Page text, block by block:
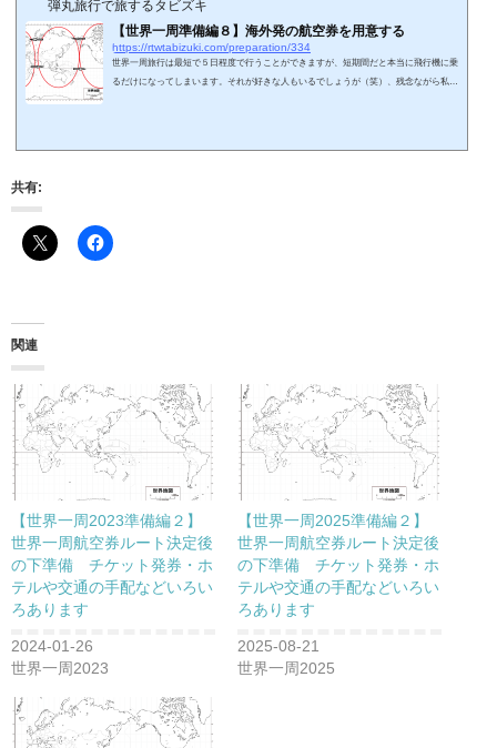
弾丸旅行で旅するタビズキ
【世界一周準備編８】海外発の航空券を用意する
https://rtwtabizuki.com/preparation/334
世界一周旅行は最短で５日程度で行うことができますが、短期間だと本当に飛行機に乗
るだけになってしまいます。それが好きな人もいるでしょうが（笑）、残念ながら私は
共有:
関連
【世界一周2023準備編２】
世界一周航空券ルート決定後
の下準備 チケット発券・ホ
テルや交通の手配などいろい
ろあります
2024-01-26
世界一周2023
【世界一周2025準備編２】
世界一周航空券ルート決定後
の下準備 チケット発券・ホ
テルや交通の手配などいろい
ろあります
2025-08-21
世界一周2025